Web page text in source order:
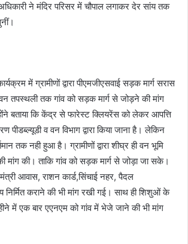
ने मंदिर परिसर में चौपाल लगाकर देर सांय तक
में ग्रामीणों द्वारा पीएमजीएसवाई सड़क मार्ग सरास
तपस्थली तक गांव को सड़क मार्ग से जोड़ने की मांग
बताया कि केंद्र से फारेस्ट क्लियरेंस को लेकर आपत्ति
पीडब्ल्यूडी व वन विभाग द्वारा किया जाना है। लेकिन
तक नही हुआ है। ग्रामीणों द्वारा शीघ्र ही वन भूमि
मांग की। ताकि गांव को सड़क मार्ग से जोड़ा जा सके।
आवास, राशन कार्ड,सिंचाई नहर, पैदल
निर्मित कराने की भी मांग रखी गई। साथ ही शिशुओं के
में एक बार एएनएम को गांव में भेजे जाने की भी मांग